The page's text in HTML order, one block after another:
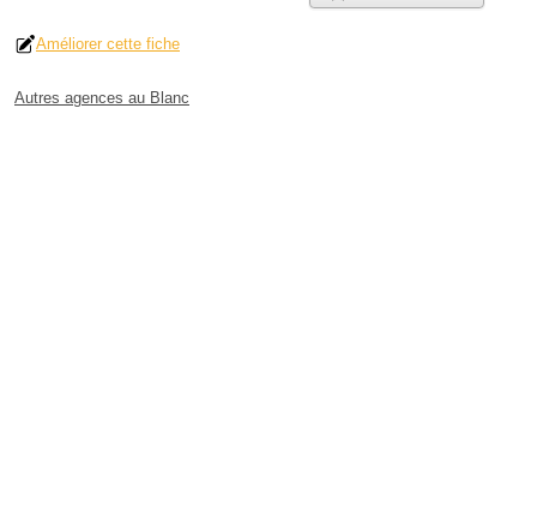
Améliorer cette fiche
Autres agences au Blanc